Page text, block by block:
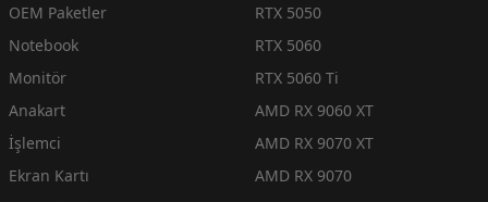
OEM Paketler
Notebook
Monitör
Anakart
İşlemci
Ekran Kartı
RTX 5050
RTX 5060
RTX 5060 Ti
AMD RX 9060 XT
AMD RX 9070 XT
AMD RX 9070